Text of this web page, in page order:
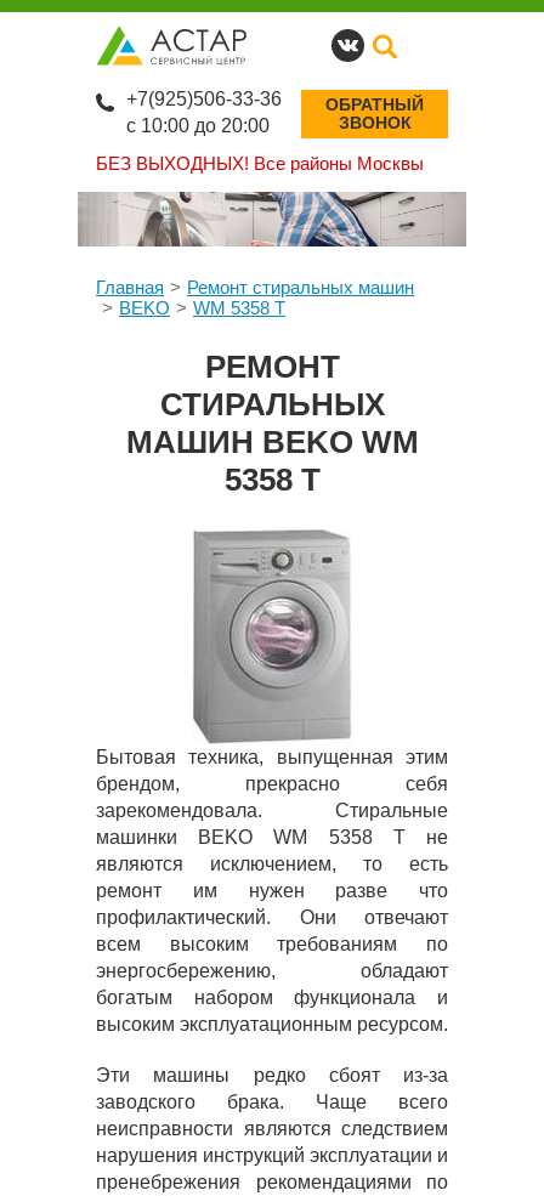
БЕЗ ВЫХОДНЫХ! Все районы Москвы
+7(925)506-33-36
с 10:00 до 20:00
ОБРАТНЫЙ
ЗВОНОК
Главная
Ремонт стиральных машин
BEKO
WM 5358 T
РЕМОНТ
СТИРАЛЬНЫХ
МАШИН BEKO WM
5358 T
Бытовая техника, выпущенная этим
брендом, прекрасно себя
зарекомендовала. Стиральные
машинки BEKO WM 5358 T не
являются исключением, то есть
ремонт им нужен разве что
профилактический. Они отвечают
всем высоким требованиям по
энергосбережению, обладают
богатым набором функционала и
высоким эксплуатационным ресурсом.
Эти машины редко сбоят из-за
заводского брака. Чаще всего
неисправности являются следствием
нарушения инструкций эксплуатации и
пренебрежения рекомендациями по